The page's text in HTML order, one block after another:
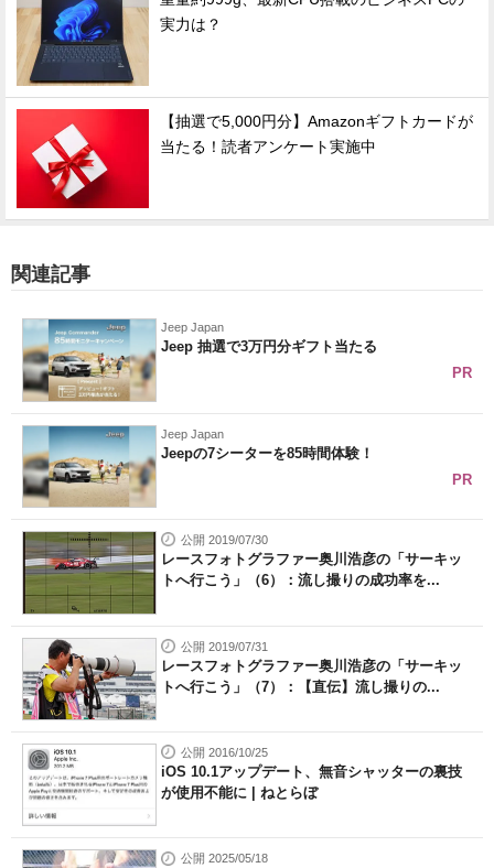
実力は？
【抽選で5,000円分】Amazonギフトカードが
当たる！読者アンケート実施中
関連記事
Jeep Japan
Jeep 抽選で3万円分ギフト当たる
PR
Jeep Japan
Jeepの7シーターを85時間体験！
PR
公開 2019/07/30
レースフォトグラファー奥川浩彦の「サーキッ
トへ行こう」（6）：流し撮りの成功率を...
公開 2019/07/31
レースフォトグラファー奥川浩彦の「サーキッ
トへ行こう」（7）：【直伝】流し撮りの...
公開 2016/10/25
iOS 10.1アップデート、無音シャッターの裏技
が使用不能に | ねとらぼ
公開 2025/05/18